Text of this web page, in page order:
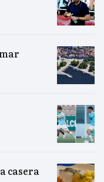
casera